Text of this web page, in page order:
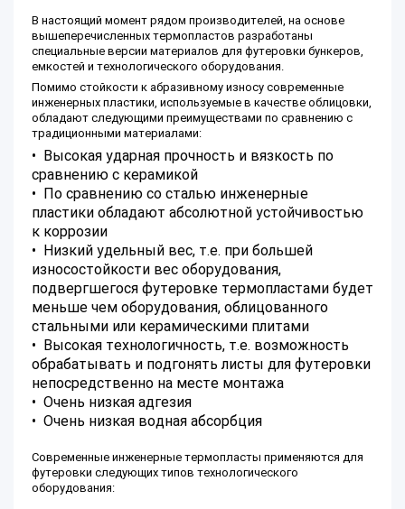
В настоящий момент рядом производителей, на основе
вышеперечисленных термопластов разработаны
специальные версии материалов для футеровки бункеров,
емкостей и технологического оборудования.
Помимо стойкости к абразивному износу современные
инженерных пластики, используемые в качестве облицовки,
обладают следующими преимуществами по сравнению с
традиционными материалами:
• Высокая ударная прочность и вязкость по
сравнению с керамикой
• По сравнению со сталью инженерные
пластики обладают абсолютной устойчивостью
к коррозии
• Низкий удельный вес, т.е. при большей
износостойкости вес оборудования,
подвергшегося футеровке термопластами будет
меньше чем оборудования, облицованного
стальными или керамическими плитами
• Высокая технологичность, т.е. возможность
обрабатывать и подгонять листы для футеровки
непосредственно на месте монтажа
• Очень низкая адгезия
• Очень низкая водная абсорбция
Современные инженерные термопласты применяются для
футеровки следующих типов технологического
оборудования: